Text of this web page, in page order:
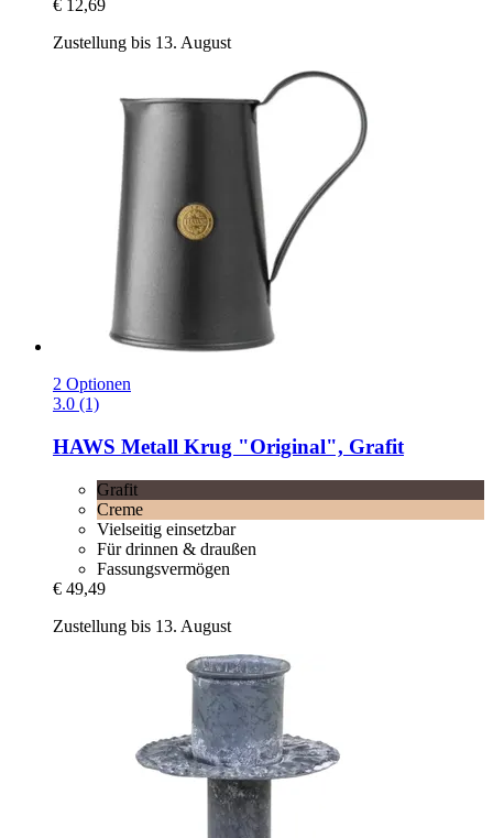
€ 12,69
Zustellung bis 13. August
2 Optionen
3.0 (1)
HAWS Metall Krug "Original", Grafit
Grafit
Creme
Vielseitig einsetzbar
Für drinnen & draußen
Fassungsvermögen
€ 49,49
Zustellung bis 13. August